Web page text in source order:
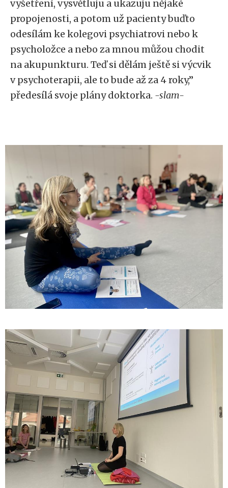
vyšetření, vysvětluju a ukazuju nějaké
propojenosti, a potom už pacienty buďto
odesílám ke kolegovi psychiatrovi nebo k
psycholožce a nebo za mnou můžou chodit
na akupunkturu. Teď si dělám ještě si výcvik
v psychoterapii, ale to bude až za 4 roky,”
předesílá svoje plány doktorka. -slam-